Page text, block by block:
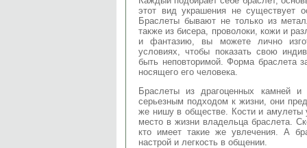
этот вид украшения не существует
Браслеты бывают не только из
также из бисера, проволоки, кожи и
и фантазию, вы можете лично
условиях, чтобы показать свою
быть неповторимой. Форма браслета
носящего его человека.
Браслеты из драгоценных камней
серьезным подходом к жизни, они
же нишу в обществе. Кости и амулеты
место в жизни владельца браслета.
кто имеет такие же увлечения. А
настрой и легкость в общении.